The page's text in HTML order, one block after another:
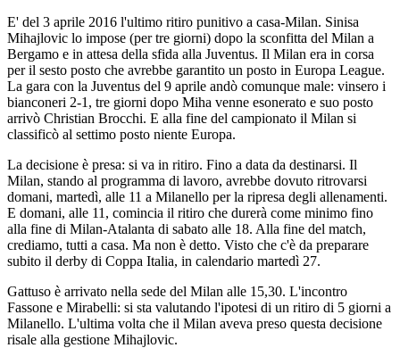
E' del 3 aprile 2016 l'ultimo ritiro punitivo a casa-Milan. Sinisa
Mihajlovic lo impose (per tre giorni) dopo la sconfitta del Milan a
Bergamo e in attesa della sfida alla Juventus. Il Milan era in corsa
per il sesto posto che avrebbe garantito un posto in Europa League.
La gara con la Juventus del 9 aprile andò comunque male: vinsero i
bianconeri 2-1, tre giorni dopo Miha venne esonerato e suo posto
arrivò Christian Brocchi. E alla fine del campionato il Milan si
classificò al settimo posto niente Europa.
La decisione è presa: si va in ritiro. Fino a data da destinarsi. Il
Milan, stando al programma di lavoro, avrebbe dovuto ritrovarsi
domani, martedì, alle 11 a Milanello per la ripresa degli allenamenti.
E domani, alle 11, comincia il ritiro che durerà come minimo fino
alla fine di Milan-Atalanta di sabato alle 18. Alla fine del match,
crediamo, tutti a casa. Ma non è detto. Visto che c'è da preparare
subito il derby di Coppa Italia, in calendario martedì 27.
Gattuso è arrivato nella sede del Milan alle 15,30. L'incontro
Fassone e Mirabelli: si sta valutando l'ipotesi di un ritiro di 5 giorni a
Milanello. L'ultima volta che il Milan aveva preso questa decisione
risale alla gestione Mihajlovic.